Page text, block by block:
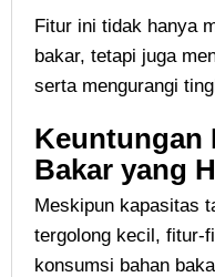
Fitur ini tidak hanya
bakar, tetapi juga
serta mengurangi
Keuntungan
Bakar yang
Meskipun kapasitas
tergolong kecil, fitur-
konsumsi bahan